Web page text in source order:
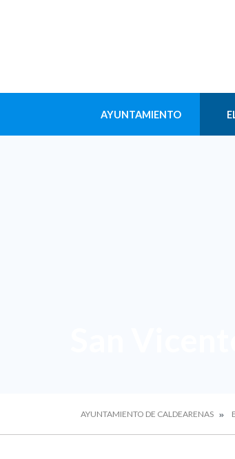
AYUNTAMIENTO
AYUNTAMIENTO DE CALDEARENAS